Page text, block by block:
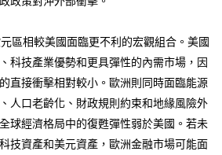
區相較美國面臨更不利的宏觀組合。美國
科技產業優勢和更具彈性的內需市場，因
直接衝擊相對較小。歐洲則同時面臨能源
人口老齡化、財政規則約束和地緣風險外
球經濟格局中的復甦彈性弱於美國。若未
技資產和美元資產，歐洲金融市場可能面